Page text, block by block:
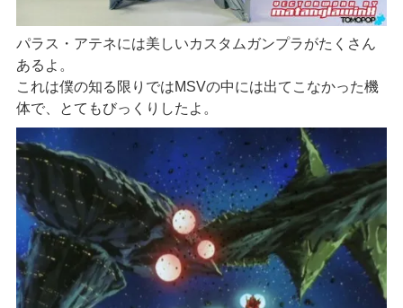
パラス・アテネには美しいカスタムガンプラがたくさん
あるよ。
これは僕の知る限りではMSVの中には出てこなかった機
体で、とてもびっくりしたよ。